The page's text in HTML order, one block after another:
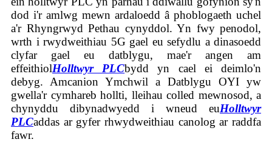
dod i'r amlwg mewn ardaloedd â phoblogaeth uchel
a'r Rhyngrwyd Pethau cynyddol. Yn fwy penodol,
wrth i rwydweithiau 5G gael eu sefydlu a dinasoedd
clyfar gael eu datblygu, mae'r angen am
effeithiolHolltwyr PLCbydd yn cael ei deimlo'n
debyg. Amcanion Ymchwil a Datblygu OYI yw
gwella'r cymhareb hollti, lleihau colled mewnosod, a
chynyddu dibynadwyedd i wneud euHolltwyr
PLCaddas ar gyfer rhwydweithiau canolog ar raddfa
fawr.